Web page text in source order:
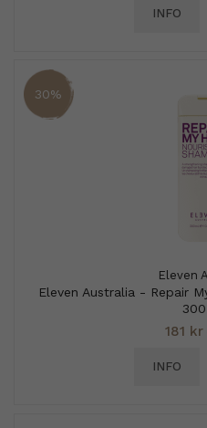
INFO
30%
Eleven
Eleven Australia - Repair
181 kr
INFO